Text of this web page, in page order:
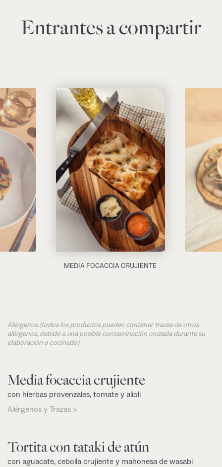
Entrantes a compartir
MEDIA FOCACCIA CRUJIENTE
Alérgenos (todos los productos pueden contener trazas de otros
alérgenos, debido a una posible contaminación cruzada durante su
elaboración o cocinado)
Media focaccia crujiente
con hierbas provenzales, tomate y alioli
Alérgenos y Trazas >
Tortita con tataki de atún
con aguacate, cebolla crujiente y mahonesa de wasabi